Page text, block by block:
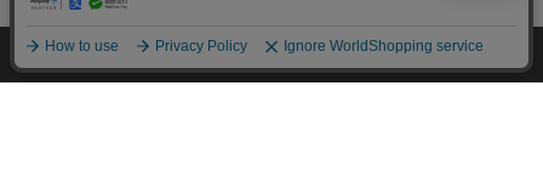
HOME 探す ログイン お気に入り お知らせ